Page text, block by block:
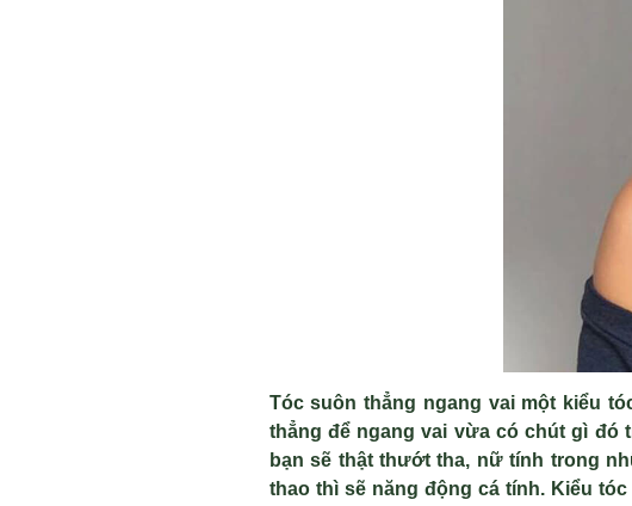
Tóc suôn thẳng ngang vai một kiểu t
thẳng để ngang vai vừa có chút gì đó
bạn sẽ thật thướt tha, nữ tính trong nh
thao thì sẽ năng động cá tính. Kiểu tóc